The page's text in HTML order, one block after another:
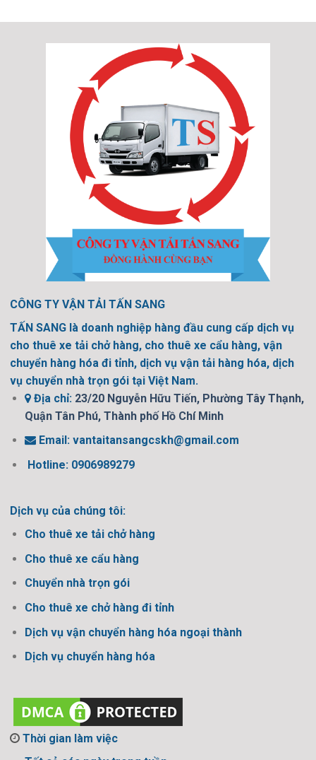
CÔNG TY VẬN TẢI TẤN SANG
TẤN SANG là doanh nghiệp hàng đầu cung cấp dịch vụ
cho thuê xe tải chở hàng, cho thuê xe cẩu hàng, vận
chuyển hàng hóa đi tỉnh, dịch vụ vận tải hàng hóa, dịch
vụ chuyển nhà trọn gói tại Việt Nam.
Địa chỉ: 23/20 Nguyễn Hữu Tiến, Phường Tây Thạnh,
Quận Tân Phú, Thành phố Hồ Chí Minh
Email:vantaitansangcskh@gmail.com
Hotline: 0906989279
Dịch vụ của chúng tôi:
Cho thuê xe tải chở hàng
Cho thuê xe cẩu hàng
Chuyển nhà trọn gói
Cho thuê xe chở hàng đi tỉnh
Dịch vụ vận chuyển hàng hóa ngoại thành
Dịch vụ chuyển hàng hóa
Thời gian làm việc